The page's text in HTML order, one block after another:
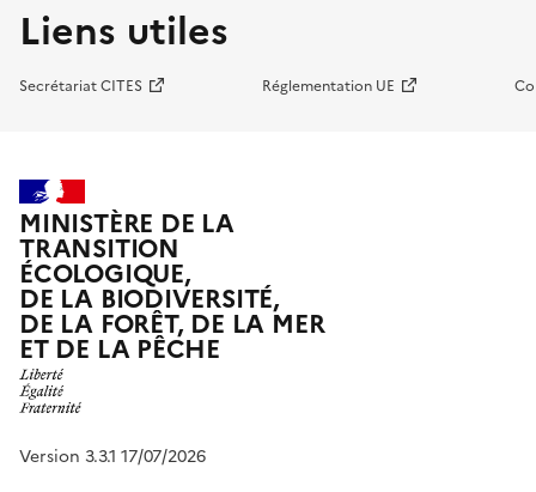
Liens utiles
Secrétariat CITES Réglementation UE
MINISTÈRE DE LA
TRANSITION
ÉCOLOGIQUE,
DE LA BIODIVERSITÉ,
DE LA FORÊT, DE LA MER
ET DE LA PÊCHE
Version 3.3.1 17/07/2026